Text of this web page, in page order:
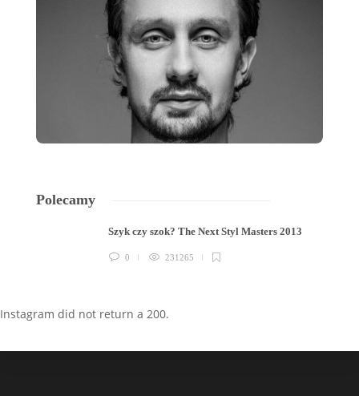
Polecamy
Szyk czy szok? The Next Styl Masters 2013
0 231265
Instagram did not return a 200.